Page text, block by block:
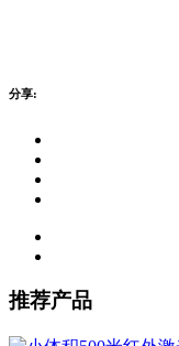
分享:
推荐产品